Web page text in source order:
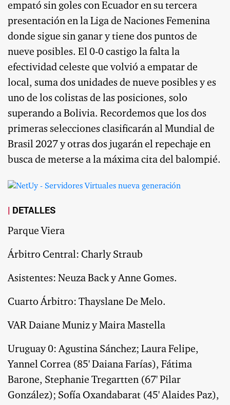
empató sin goles con Ecuador en su tercera
presentación en la Liga de Naciones Femenina
donde sigue sin ganar y tiene dos puntos de
nueve posibles. El 0-0 castigo la falta la
efectividad celeste que volvió a empatar de
local, suma dos unidades de nueve posibles y es
uno de los colistas de las posiciones, solo
superando a Bolivia. Recordemos que los dos
primeras selecciones clasificarán al Mundial de
Brasil 2027 y otras dos jugarán el repechaje en
busca de meterse a la máxima cita del balompié.
DETALLES
Parque Viera
Árbitro Central: Charly Straub
Asistentes: Neuza Back y Anne Gomes.
Cuarto Árbitro: Thayslane De Melo.
VAR Daiane Muniz y Maira Mastella
Uruguay 0: Agustina Sánchez; Laura Felipe,
Yannel Correa (85' Daiana Farías), Fátima
Barone, Stephanie Tregartten (67' Pilar
González); Sofía Oxandabarat (45' Alaides Paz),